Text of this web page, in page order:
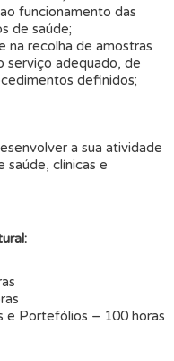
funcionamento das
de saúde;
na recolha de amostras
serviço adequado, de
definidos;
a sua atividade
saúde, clínicas e
e Portefólios – 100 horas